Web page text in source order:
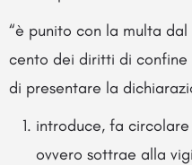
“è punito con la multa
cento dei diritti di confine
di presentare la
introduce, fa
ovvero sottrae alla